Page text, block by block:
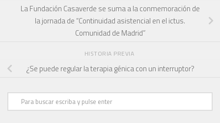
La Fundación Casaverde se suma a la conmemoración de
la jornada de “Continuidad asistencial en el ictus.
Comunidad de Madrid”
HISTORIA PREVIA
¿Se puede regular la terapia génica con un interruptor?